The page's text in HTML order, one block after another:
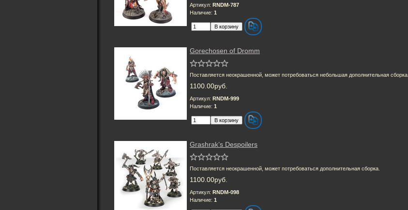
Артикул: RNDM-787
Наличие: 1
Gorechosen of Dromm
Поставляется неокрашенной, может потребоваться небольшая дополнительная сборка.
1100.00руб.
Артикул: RNDM-999
Наличие: 1
Grashrak’s Despoilers
Поставляется неокрашенной, может потребоваться дополнительная сборка.
1100.00руб.
Артикул: RNDM-098
Наличие: 1